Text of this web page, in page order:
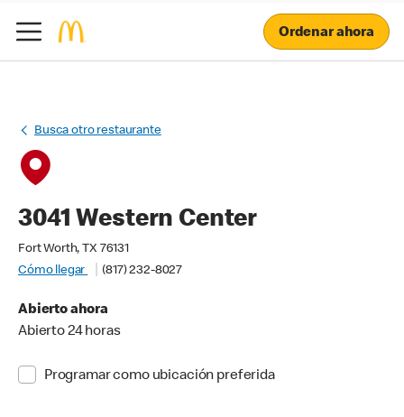
Ordenar ahora
Busca otro restaurante
3041 Western Center
Fort Worth, TX 76131
Cómo llegar
(817) 232-8027
Abierto ahora
Abierto 24 horas
Programar como ubicación preferida